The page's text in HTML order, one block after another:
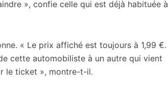
», confie celle qui est déjà habituée à
« Le prix affiché est toujours à 1,99 €.
cette automobiliste à un autre qui vient
le ticket », montre-t-il.